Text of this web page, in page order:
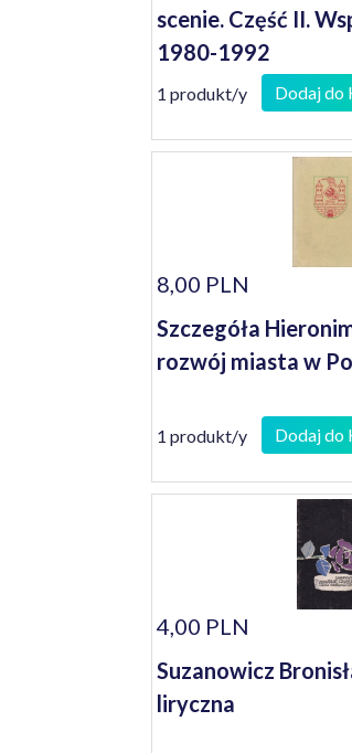
scenie. Część II.
1980-1992
1 produkt/y Dodaj do
8,00 PLN
Szczegóła
rozwój miasta w
1 produkt/y Dodaj do
4,00 PLN
Suzanowicz
liryczna